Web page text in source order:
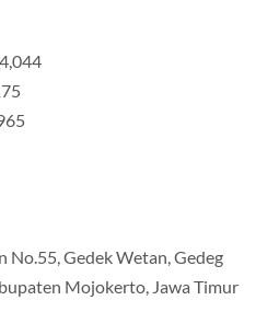
No.55, Gedek Wetan, Gedeg
Mojokerto, Jawa Timur